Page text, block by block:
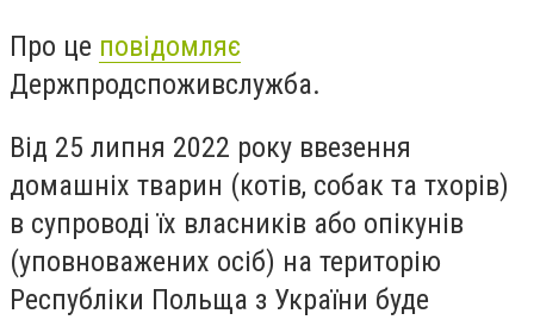
Про це повідомляє
Держпродспоживслужба.
Від 25 липня 2022 року ввезення
домашніх тварин (котів, собак та тхорів)
в супроводі їх власників або опікунів
(уповноважених осіб) на територію
Республіки Польща з України буде